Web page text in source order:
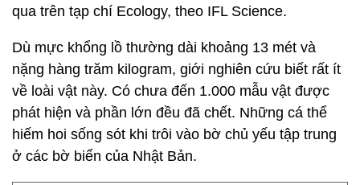
qua trên tạp chí Ecology, theo IFL Science.
Dù mực khổng lồ thường dài khoảng 13 mét và
nặng hàng trăm kilogram, giới nghiên cứu biết rất ít
về loài vật này. Có chưa đến 1.000 mẫu vật được
phát hiện và phần lớn đều đã chết. Những cá thể
hiếm hoi sống sót khi trôi vào bờ chủ yếu tập trung
ở các bờ biển của Nhật Bản.